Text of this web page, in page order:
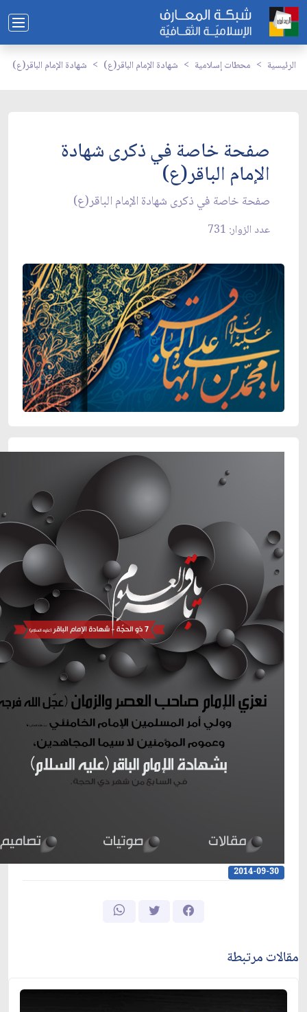
الرئيسية محطات إسلامية شهادة الإمام الباقر(ع) شهادة الإمام الباقر(ع)
صفحة خاصة في ذكرى شهادة
الإمام الباقر(ع)
صفحة خاصة في ذكرى شهادة الإمام الباقر(ع)
عدد الزوار: 731
2014-09-30
مقالات مرتبطة